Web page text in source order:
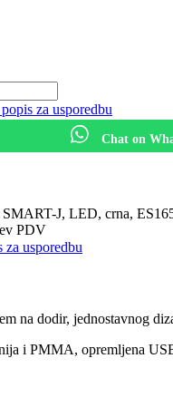
za usporedbu
Chat on
SMART-J, LED, crna,
PDV
za usporedbu
na dodir, jednostavnog
i PMMA, opremljena